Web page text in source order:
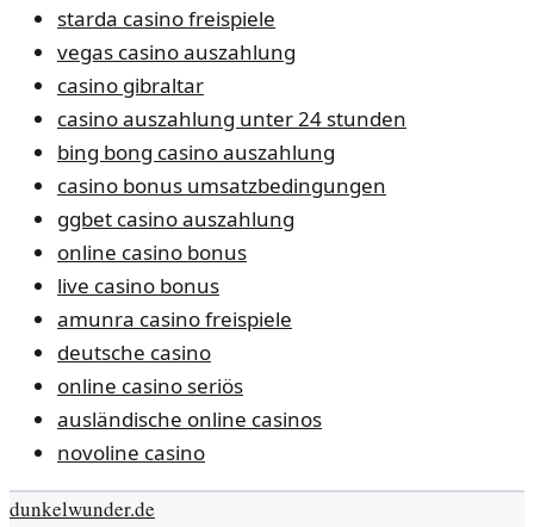
starda casino freispiele
vegas casino auszahlung
casino gibraltar
casino auszahlung unter 24 stunden
bing bong casino auszahlung
casino bonus umsatzbedingungen
ggbet casino auszahlung
online casino bonus
live casino bonus
amunra casino freispiele
deutsche casino
online casino seriös
ausländische online casinos
novoline casino
dunkelwunder.de